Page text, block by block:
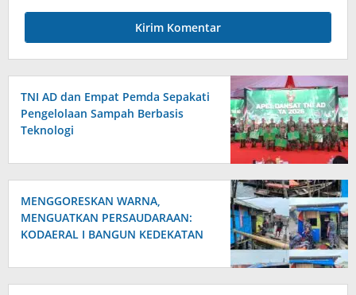
TNI AD dan Empat Pemda Sepakati
Pengelolaan Sampah Berbasis
Teknologi
MENGGORESKAN WARNA,
MENGUATKAN PERSAUDARAAN:
KODAERAL I BANGUN KEDEKATAN
PESISIR‎PARGOMGOM SAMUDORA